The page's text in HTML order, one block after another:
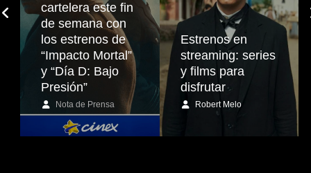
cartelera este fin
de semana con
los estrenos de
“Impacto Mortal”
y “Día D: Bajo
Presión”
Nota de Prensa
Estrenos en
streaming: series
y films para
disfrutar
Robert Melo